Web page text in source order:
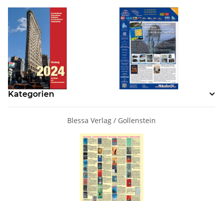
Kategorien
Blessa Verlag / Gollenstein